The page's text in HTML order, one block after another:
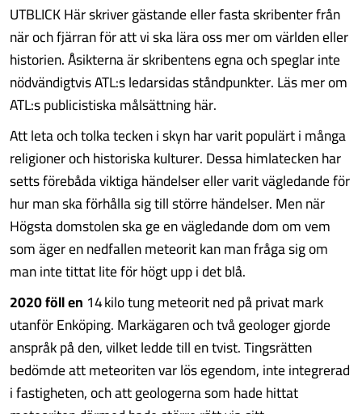
UTBLICK Här skriver gästande eller fasta skribenter från
när och fjärran för att vi ska lära oss mer om världen eller
historien. Åsikterna är skribentens egna och speglar inte
nödvändigtvis ATL:s ledarsidas ståndpunkter. Läs mer om
ATL:s publicistiska målsättning här.
Att leta och tolka tecken i skyn har varit populärt i många
religioner och historiska kulturer. Dessa himlatecken har
setts förebåda viktiga händelser eller varit vägledande för
hur man ska förhålla sig till större händelser. Men när
Högsta domstolen ska ge en vägledande dom om vem
som äger en nedfallen meteorit kan man fråga sig om
man inte tittat lite för högt upp i det blå.
2020 föll en 14 kilo tung meteorit ned på privat mark
utanför Enköping. Markägaren och två geologer gjorde
anspråk på den, vilket ledde till en tvist. Tingsrätten
bedömde att meteoriten var lös egendom, inte integrerad
i fastigheten, och att geologerna som hade hittat